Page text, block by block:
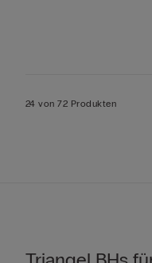
24 von 72 Produkten